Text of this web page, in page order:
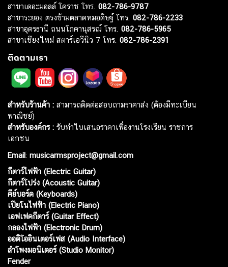
สาขาเดอะมอลล์ โคราช โทร. 082-786-9787
สาขาระยอง ตรงข้ามตลาดหมอดิษฐ์ โทร. 082-786-2233
สาขาอุดรธานี ถนนโภคานุสรณ์ โทร. 082-786-5965
สาขาเชียงใหม่ สตาร์เอวีนิว 7 โทร. 082-786-2391
ติดตามเรา
สำหรับร้านค้า : สามารถติดต่อสอบถามราคาส่ง (ต้องมีทะเบียน
พาณิชย์)
สำหรับองค์กร : รับทำใบเสนอราคาเพื่องานโรงเรียน ราชการ
เอกชน
Email: musicarmsproject@gmail.com
กีตาร์ไฟฟ้า (Electric Guitar)
กีตาร์โปร่ง (Acoustic Guitar)
คีย์บอร์ด (Keyboards)
เปียโนไฟฟ้า (Electric Piano)
เอฟเฟคกีตาร์ (Guitar Effect)
กลองไฟฟ้า (Electronic Drum)
ออดิโออินเตอร์เฟส (Audio Interface)
ลำโพงมอนิเตอร์ (Studio Monitor)
Fender